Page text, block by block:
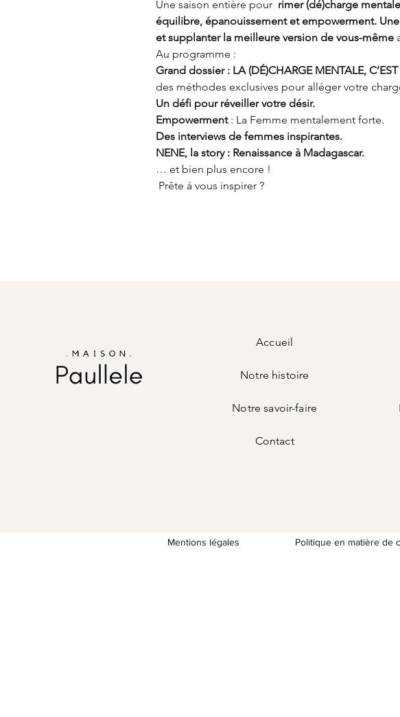
Une saison entière pour rimer (dé)charge
équilibre, épanouissement et empowerment.
et supplanter la meilleure version de vous-même
Au programme :
Grand dossier : LA (DÉ)CHARGE MENTALE,
des méthodes exclusives pour alléger votre
Un défi pour réveiller votre désir.
Empowerment: La Femme mentalement forte.
Des interviews de femmes inspirantes.
NENE, la story : Renaissance à Madagascar.
… et bien plus encore !
Prête à vous inspirer ?
Accueil
Notre histoire
Notre savoir-faire
Contact
Mentions légales Politique en matière de